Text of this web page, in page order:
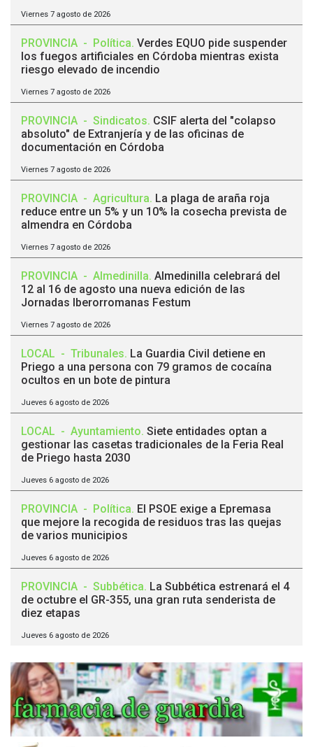
Viernes 7 agosto de 2026
PROVINCIA - Política. Verdes EQUO pide suspender
los fuegos artificiales en Córdoba mientras exista
riesgo elevado de incendio
Viernes 7 agosto de 2026
PROVINCIA - Sindicatos. CSIF alerta del "colapso
absoluto" de Extranjería y de las oficinas de
documentación en Córdoba
Viernes 7 agosto de 2026
PROVINCIA - Agricultura. La plaga de araña roja
reduce entre un 5% y un 10% la cosecha prevista de
almendra en Córdoba
Viernes 7 agosto de 2026
PROVINCIA - Almedinilla. Almedinilla celebrará del
12 al 16 de agosto una nueva edición de las
Jornadas Iberorromanas Festum
Viernes 7 agosto de 2026
LOCAL - Tribunales. La Guardia Civil detiene en
Priego a una persona con 79 gramos de cocaína
ocultos en un bote de pintura
Jueves 6 agosto de 2026
LOCAL - Ayuntamiento. Siete entidades optan a
gestionar las casetas tradicionales de la Feria Real
de Priego hasta 2030
Jueves 6 agosto de 2026
PROVINCIA - Política. El PSOE exige a Epremasa
que mejore la recogida de residuos tras las quejas
de varios municipios
Jueves 6 agosto de 2026
PROVINCIA - Subbética. La Subbética estrenará el 4
de octubre el GR-355, una gran ruta senderista de
diez etapas
Jueves 6 agosto de 2026